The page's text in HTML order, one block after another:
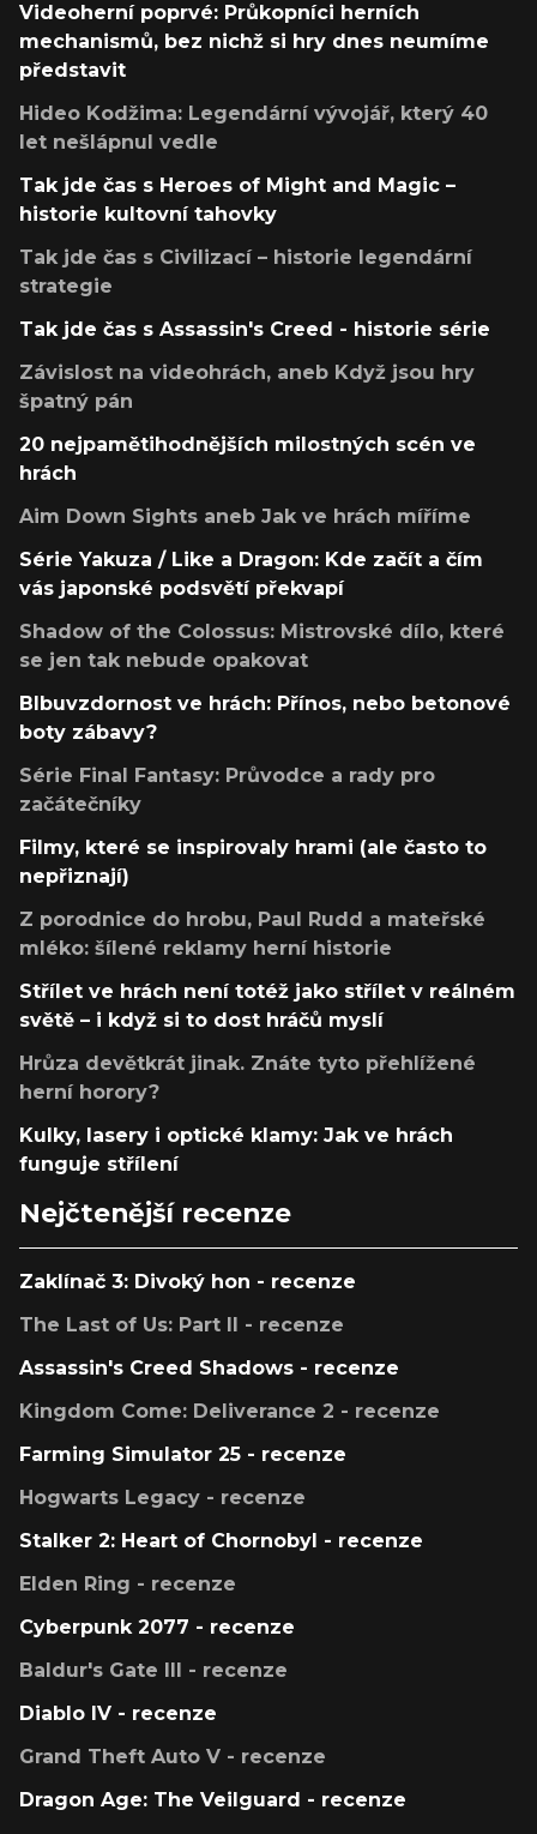
Videoherní poprvé: Průkopníci herních
mechanismů, bez nichž si hry dnes neumíme
představit
Hideo Kodžima: Legendární vývojář, který 40
let nešlápnul vedle
Tak jde čas s Heroes of Might and Magic –
historie kultovní tahovky
Tak jde čas s Civilizací – historie legendární
strategie
Tak jde čas s Assassin's Creed - historie série
Závislost na videohrách, aneb Když jsou hry
špatný pán
20 nejpamětihodnějších milostných scén ve
hrách
Aim Down Sights aneb Jak ve hrách míříme
Série Yakuza / Like a Dragon: Kde začít a čím
vás japonské podsvětí překvapí
Shadow of the Colossus: Mistrovské dílo, které
se jen tak nebude opakovat
Blbuvzdornost ve hrách: Přínos, nebo betonové
boty zábavy?
Série Final Fantasy: Průvodce a rady pro
začátečníky
Filmy, které se inspirovaly hrami (ale často to
nepřiznají)
Z porodnice do hrobu, Paul Rudd a mateřské
mléko: šílené reklamy herní historie
Střílet ve hrách není totéž jako střílet v reálném
světě – i když si to dost hráčů myslí
Hrůza devětkrát jinak. Znáte tyto přehlížené
herní horory?
Kulky, lasery i optické klamy: Jak ve hrách
funguje střílení
Nejčtenější recenze
Zaklínač 3: Divoký hon - recenze
The Last of Us: Part II - recenze
Assassin's Creed Shadows - recenze
Kingdom Come: Deliverance 2 - recenze
Farming Simulator 25 - recenze
Hogwarts Legacy - recenze
Stalker 2: Heart of Chornobyl - recenze
Elden Ring - recenze
Cyberpunk 2077 - recenze
Baldur's Gate III - recenze
Diablo IV - recenze
Grand Theft Auto V - recenze
Dragon Age: The Veilguard - recenze